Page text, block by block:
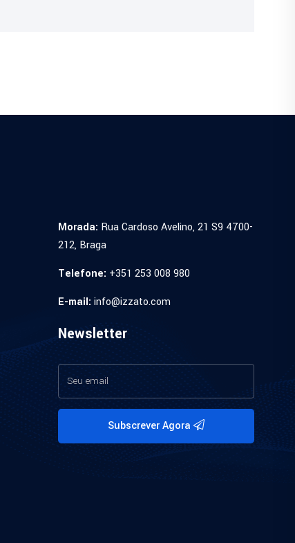
Morada: Rua Cardoso Avelino, 21 S9 4700-
212, Braga
Telefone: +351 253 008 980
E-mail: info@izzato.com
Newsletter
Subscrever Agora